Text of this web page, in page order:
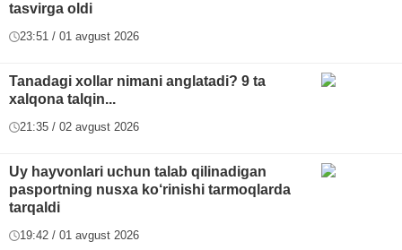
tasvirga oldi
23:51 / 01 avgust 2026
Tanadagi xollar nimani anglatadi? 9 ta
xalqona talqin...
21:35 / 02 avgust 2026
Uy hayvonlari uchun talab qilinadigan
pasportning nusxa ko‘rinishi tarmoqlarda
tarqaldi
19:42 / 01 avgust 2026